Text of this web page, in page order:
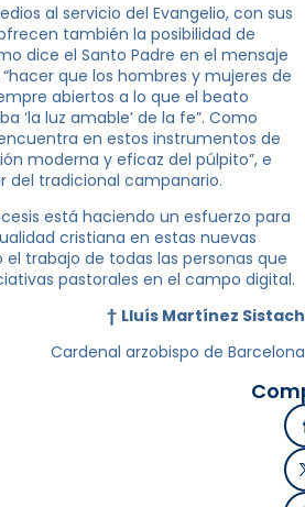
al servicio del Evangelio, con sus
también la posibilidad de
dice el Santo Padre en el mensaje
que los hombres y mujeres de
abiertos a lo que el beato
‘la luz amable’ de la fe”. Como
en estos instrumentos de
moderna y eficaz del púlpito”, e
del tradicional campanario.
está haciendo un esfuerzo para
cristiana en estas nuevas
trabajo de todas las personas que
pastorales en el campo digital.
† Lluís Martínez Sistach
Cardenal arzobispo de Barcelona